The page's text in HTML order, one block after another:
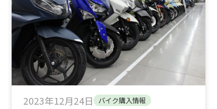
2023年12月24日 バイク購入情報